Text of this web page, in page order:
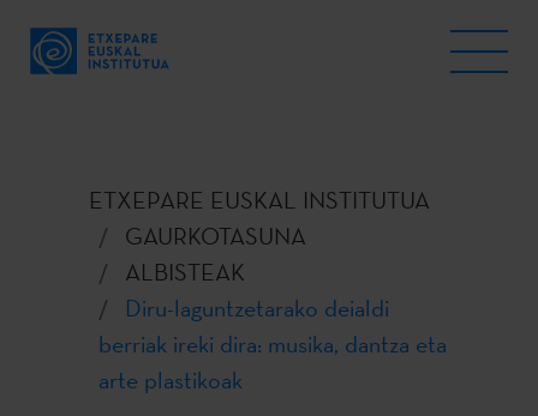
ETXEPARE EUSKAL INSTITUTUA
GAURKOTASUNA
ALBISTEAK
Diru-laguntzetarako deialdi
berriak ireki dira: musika, dantza eta
arte plastikoak